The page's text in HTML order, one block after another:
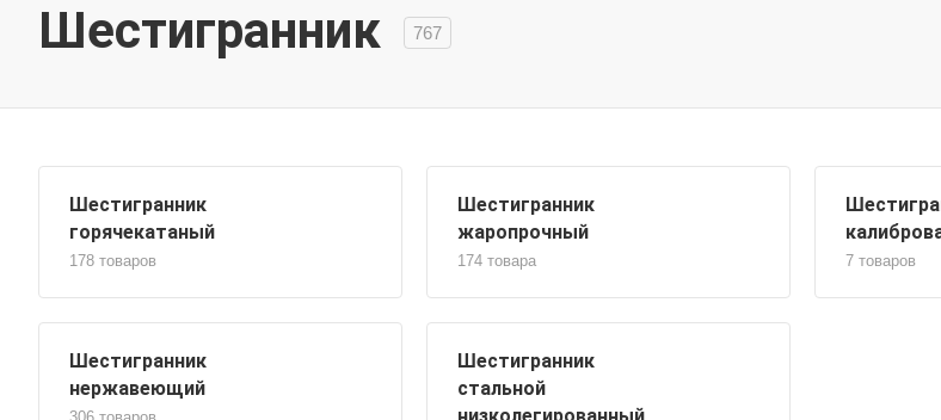
Шестигранник 767
Шестигранник
горячекатаный
178 товаров
Шестигранник
жаропрочный
174 товара 7 товаров
Шестигранник
нержавеющий
Шестигранник
стальной